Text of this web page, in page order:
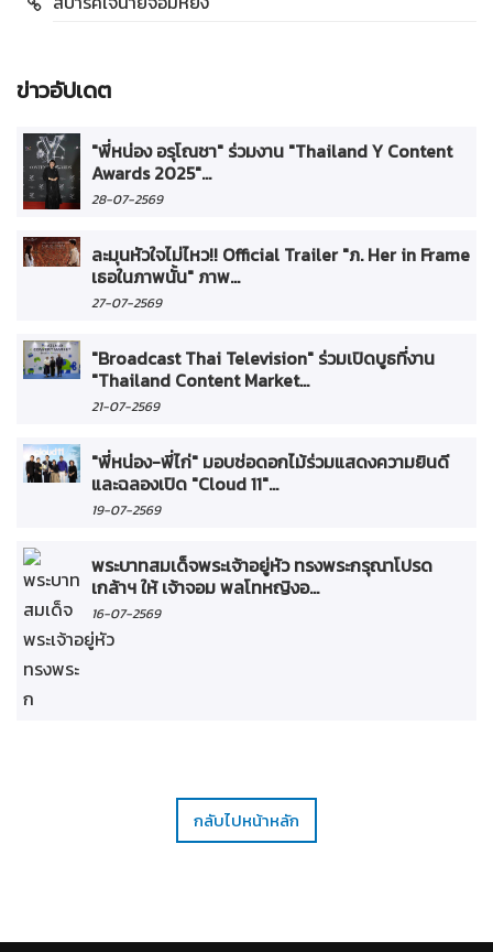
ข่าวอัปเดต
"พี่หน่อง อรุโณชา" ร่วมงาน "Thailand Y Content
Awards 2025"...
28-07-2569
ละมุนหัวใจไม่ไหว!! Official Trailer "ภ. Her in Frame
เธอในภาพนั้น" ภาพ...
27-07-2569
"Broadcast Thai Television" ร่วมเปิดบูธที่งาน
"Thailand Content Market...
21-07-2569
"พี่หน่อง-พี่ไก่" มอบช่อดอกไม้ร่วมแสดงความยินดี
และฉลองเปิด "Cloud 11"...
19-07-2569
พระบาทสมเด็จพระเจ้าอยู่หัว ทรงพระกรุณาโปรด
เกล้าฯ ให้ เจ้าจอม พลโทหญิงอ...
16-07-2569
กลับไปหน้าหลัก